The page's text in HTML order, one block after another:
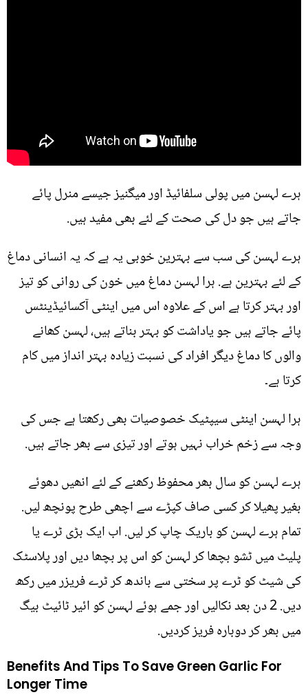
ہرے لہسن میں پولی سلفائیڈ اور میگنیز جیسے منرل پائے
جاتے ہیں جو دل کی صحت کے لئے بھی مفید ہیں.
ہرے لہسن کی سب سے بہترین خوبی یہ ہے کہ یہ انسانی دماغ
کے لئے بہترین ہے. ہرا لہسن دماغ میں خون کی روانی کو تیز
اور بہتر کرتا ہے اس کے علاوہ اس میں اینٹی آکسائیڈینٹس
پائے جاتے ہیں جو یاداشت کو بہتر بناتے ہیں، لہسن کھانے
والوں کا دماغ دیگر افراد کی نسبت زیادہ بہتر انداز میں کام
کرتا ہے۔
ہرا لہسن اینٹی سیپٹیک خصوصیات بھی رکھتا ہے جس کی
وجہ سے زخم خراب نہیں ہوتے اور تیزی سے بھر جاتے ہیں.
ہرے لہسن کو سال بھر محفوظ رکھنے کے لئے انھیں دھوئے
بغیر پھیلا کر کسی صاف کپڑے سے اچھی طرح پونچھ لیں.
تمام ہرے لہسن کو باریک چاپ کر لیں. اب ایک بڑی ٹرے یا
پلیٹ میں ٹشو بچھا کر لہسن کو اس پر بچھا دیں اور پلاسٹک
کی شیٹ کو ٹرے پر سختی سے باندھ کر ٹرے فریزر میں رکھ
دیں. 2 دن بعد نکالیں اور جمے ہوئے لہسن کو ائیر ٹائیٹ بیگ
میں بھر کر دوبارہ فریز کردیں.
Benefits And Tips To Save Green Garlic For
Longer Time